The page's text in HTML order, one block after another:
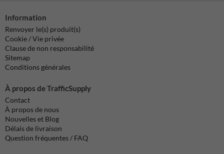
Information
Renvoyer le(s) produit(s)
Cookie / Vie privée
Clause de non responsabilité
Sitemap
Conditions générales
À propos de TrafficSupply
Contact
À propos de nous
Nouvelles et Blog
Délais de livraison
Question fréquentes / FAQ